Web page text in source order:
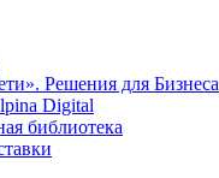
Решения для Бизнеса
Digital
библиотека